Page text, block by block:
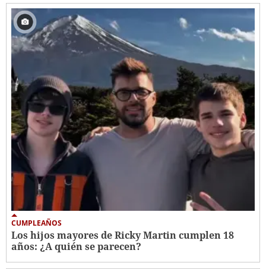
CUMPLEAÑOS
Los hijos mayores de Ricky Martin cumplen 18
años: ¿A quién se parecen?